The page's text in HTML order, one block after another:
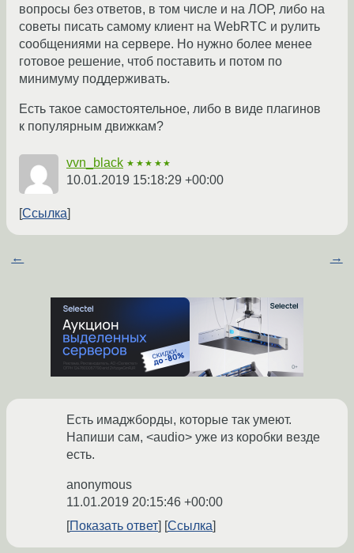
вопросы без ответов, в том числе и на ЛОР, либо на
советы писать самому клиент на WebRTC и рулить
сообщениями на сервере. Но нужно более менее
готовое решение, чтоб поставить и потом по
минимуму поддерживать.
Есть такое самостоятельное, либо в виде плагинов
к популярным движкам?
vvn_black ★★★★★
10.01.2019 15:18:29 +00:00
Ссылка
← →
Есть имаджборды, которые так умеют.
Напиши сам, <audio> уже из коробки везде
есть.
anonymous
11.01.2019 20:15:46 +00:00
Показать ответ
Ссылка